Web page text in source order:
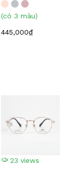
(có 3 màu)
445,000₫
23 views